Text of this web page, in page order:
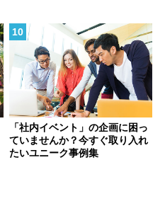
「社内イベント」の企画に困っ
ていませんか？今すぐ取り入れ
たいユニーク事例集